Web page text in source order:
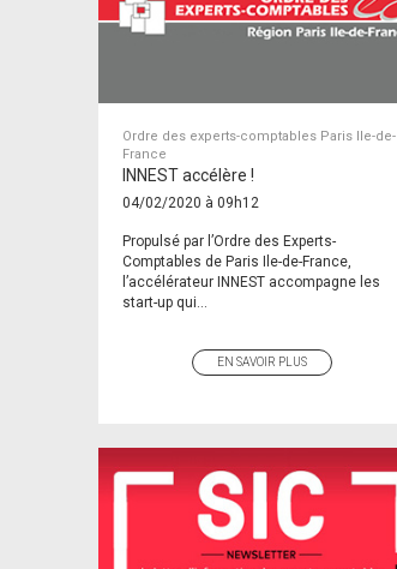
Ordre des experts-comptables Paris Ile-de-
France
INNEST accélère !
04/02/2020 à 09h12
Propulsé par l’Ordre des Experts-
Comptables de Paris Ile-de-France,
l’accélérateur INNEST accompagne les
start-up qui...
EN SAVOIR PLUS